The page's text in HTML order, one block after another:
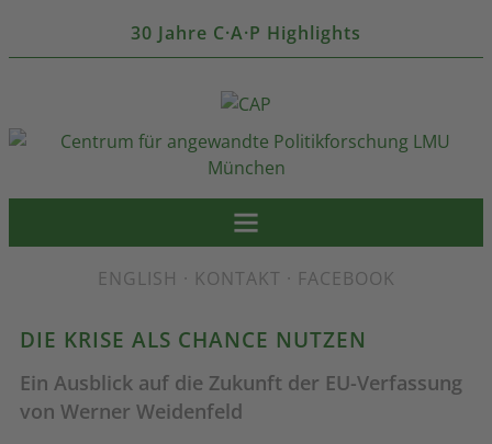
30 Jahre C·A·P Highlights
ENGLISH · KONTAKT · FACEBOOK
DIE KRISE ALS CHANCE NUTZEN
Ein Ausblick auf die Zukunft der EU-Verfassung
von Werner Weidenfeld